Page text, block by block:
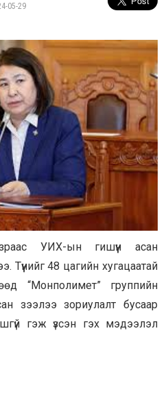
05-29
УИХ-ын гишүүн асан
48 цагийн хугацаатай
“Монполимет” группийн
зээлээ зориулалт бусаар
гэж үзсэн гэх мэдээлэл